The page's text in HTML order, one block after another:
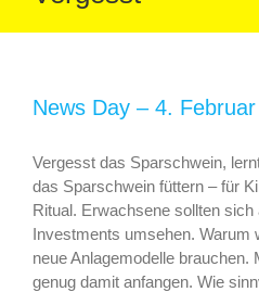
News Day – 4.
Vergesst das Sparschwein,
das Sparschwein füttern – für
Ritual. Erwachsene sollten sich
Investments umsehen. Warum
neue Anlagemodelle brauchen.
genug damit anfangen. Wie